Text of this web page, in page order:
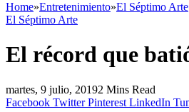
Home»Entretenimiento»El Séptimo Arte
El Séptimo Arte
El récord que
martes, 9 julio, 20192 Mins Read
Facebook Twitter Pinterest LinkedIn